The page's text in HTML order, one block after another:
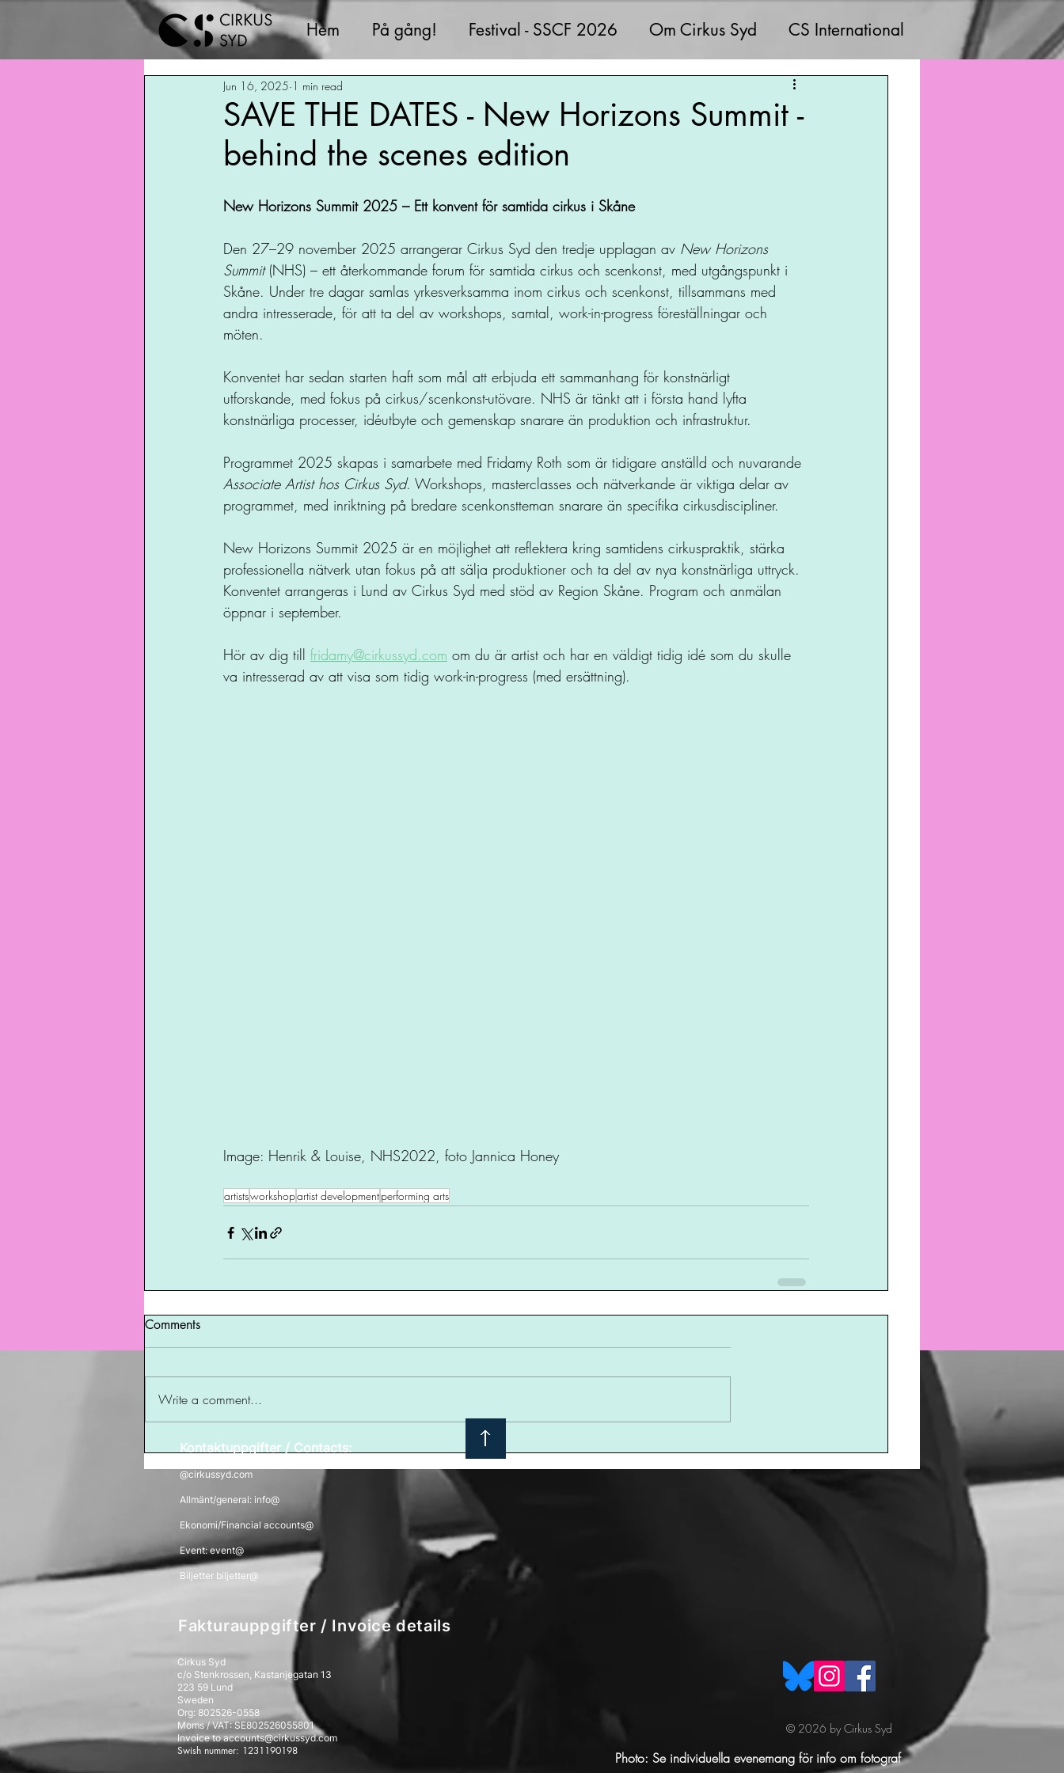
Hem På gång! Festival - SSCF 2026 Om Cirkus Syd CS International
SAVE THE DATES - New Horizons Summit -
behind the scenes edition
Jun 16, 2025 1 min read
New Horizons Summit 2025 – Ett konvent för samtida cirkus i Skåne
Den 27–29 november 2025 arrangerar Cirkus Syd den tredje upplagan av New Horizons
Summit (NHS) – ett återkommande forum för samtida cirkus och scenkonst, med utgångspunkt i
Skåne. Under tre dagar samlas yrkesverksamma inom cirkus och scenkonst, tillsammans med
andra intresserade, för att ta del av workshops, samtal, work-in-progress föreställningar och
möten.
Konventet har sedan starten haft som mål att erbjuda ett sammanhang för konstnärligt
utforskande, med fokus på cirkus/scenkonst-utövare. NHS är tänkt att i första hand lyfta
konstnärliga processer, idéutbyte och gemenskap snarare än produktion och infrastruktur.
Programmet 2025 skapas i samarbete med Fridamy Roth som är tidigare anställd och nuvarande
Associate Artist hos Cirkus Syd. Workshops, masterclasses och nätverkande är viktiga delar av
programmet, med inriktning på bredare scenkonstteman snarare än specifika cirkusdiscipliner.
New Horizons Summit 2025 är en möjlighet att reflektera kring samtidens cirkuspraktik, stärka
professionella nätverk utan fokus på att sälja produktioner och ta del av nya konstnärliga uttryck.
Konventet arrangeras i Lund av Cirkus Syd med stöd av Region Skåne. Program och anmälan
öppnar i september.
Hör av dig till fridamy@cirkussyd.com om du är artist och har en väldigt tidig idé som du skulle
va intresserad av att visa som tidig work-in-progress (med ersättning).
Image: Henrik & Louise, NHS2022, foto Jannica Honey
artistsworkshopartist developmentperforming arts
Comments
Write a comment...
Kontaktuppgifter / Contacts:
@cirkussyd.com
Allmänt/general: info@
Ekonomi/Financial accounts@
Event: event@
Biljetter biljetter@
Fakturauppgifter / Invoice details
Cirkus Syd
c/o Stenkrossen, Kastanjegatan 13
223 59 Lund
Sweden
Org: 802526-0558
Moms / VAT: SE802526055801
Invoice toaccounts@cirkussyd.com
Swish nummer: 1231190198
© 2026 by Cirkus Syd
Photo: Se individuella evenemang för info om fotograf